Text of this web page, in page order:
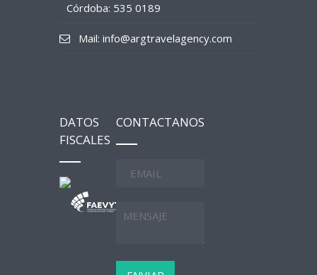
Córdoba: 535 0189
Mail: info@argtravelagency.com
DATOS
FISCALES
CONTACTANOS